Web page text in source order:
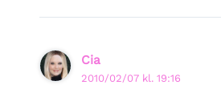
Cia
2010/02/07 kl. 19:16